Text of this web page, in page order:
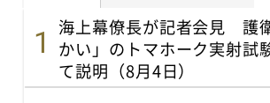
海上幕僚長が記者会見 護
かい」のトマホーク実射試
て説明（8月4日）